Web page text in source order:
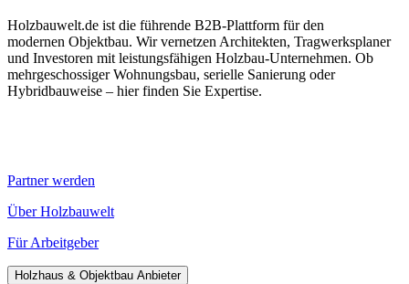
Holzbauwelt.de ist die führende B2B-Plattform für den
modernen Objektbau. Wir vernetzen Architekten, Tragwerksplaner
und Investoren mit leistungsfähigen Holzbau-Unternehmen. Ob
mehrgeschossiger Wohnungsbau, serielle Sanierung oder
Hybridbauweise – hier finden Sie Expertise.
Partner werden
Über Holzbauwelt
Für Arbeitgeber
Holzhaus & Objektbau Anbieter